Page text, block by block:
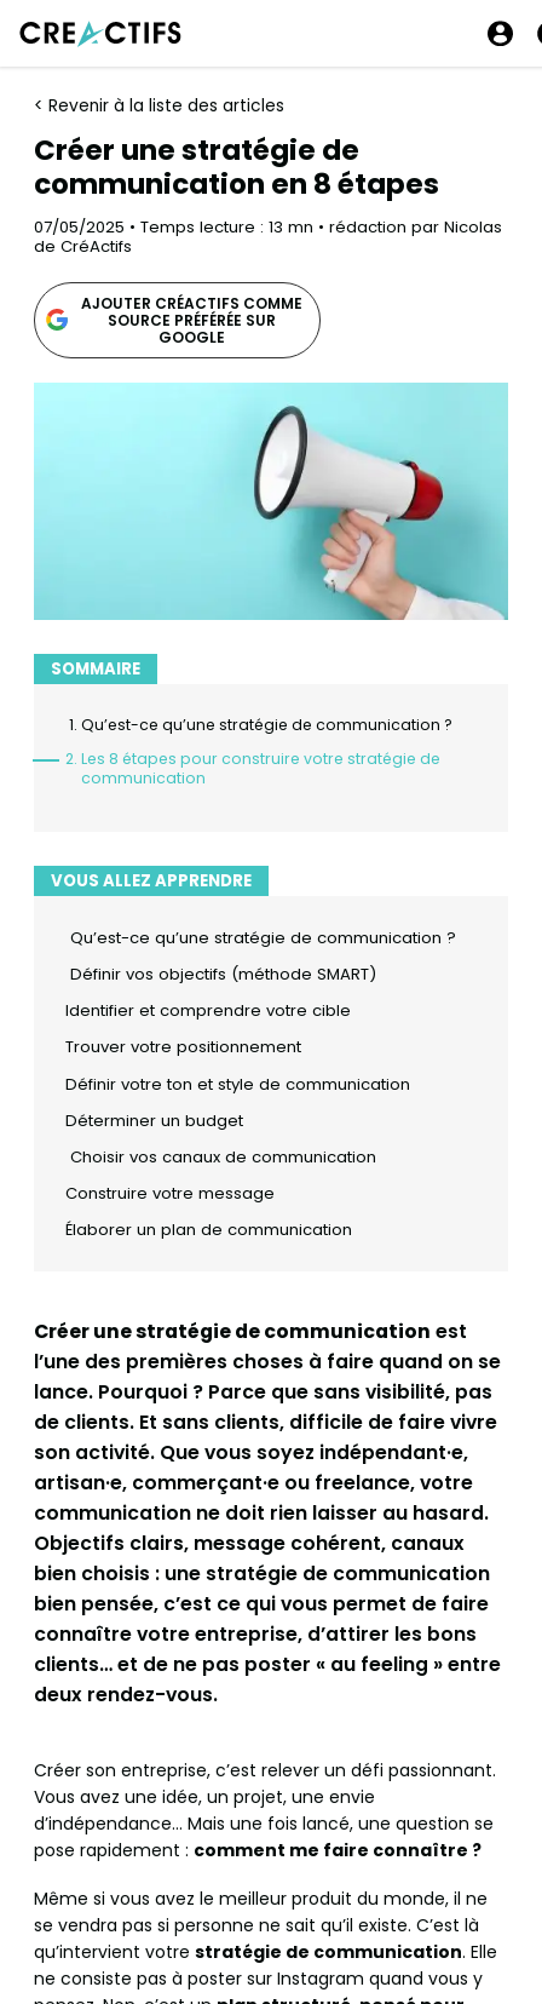
< Revenir à la liste des articles
Créer une stratégie de
communication en 8 étapes
07/05/2025 • Temps lecture : 13 mn • rédaction par Nicolas
de CréActifs
AJOUTER CRÉACTIFS COMME
SOURCE PRÉFÉRÉE SUR
GOOGLE
SOMMAIRE
Qu’est-ce qu’une stratégie de communication ?
Les 8 étapes pour construire votre stratégie de
communication
VOUS ALLEZ APPRENDRE
Qu’est-ce qu’une stratégie de communication ?
Définir vos objectifs (méthode SMART)
Identifier et comprendre votre cible
Trouver votre positionnement
Définir votre ton et style de communication
Déterminer un budget
Choisir vos canaux de communication
Construire votre message
Élaborer un plan de communication
Créer une stratégie de communication est
l’une des premières choses à faire quand on se
lance. Pourquoi ? Parce que sans visibilité, pas
de clients. Et sans clients, difficile de faire vivre
son activité. Que vous soyez indépendant·e,
artisan·e, commerçant·e ou freelance, votre
communication ne doit rien laisser au hasard.
Objectifs clairs, message cohérent, canaux
bien choisis : une stratégie de communication
bien pensée, c’est ce qui vous permet de faire
connaître votre entreprise, d’attirer les bons
clients… et de ne pas poster « au feeling » entre
deux rendez-vous.
Créer son entreprise, c’est relever un défi passionnant.
Vous avez une idée, un projet, une envie
d’indépendance… Mais une fois lancé, une question se
pose rapidement : comment me faire connaître ?
Même si vous avez le meilleur produit du monde, il ne
se vendra pas si personne ne sait qu’il existe. C’est là
qu’intervient votre stratégie de communication. Elle
ne consiste pas à poster sur Instagram quand vous y